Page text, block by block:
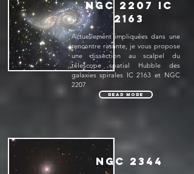
NGC 2207 IC
2163
Actuellement impliquées dans une
rencontre rasante, je vous propose
une dissection au scalpel du
télescope spatial Hubble des
galaxies spirales IC 2163 et NGC
2207
Read More
NGC 2344